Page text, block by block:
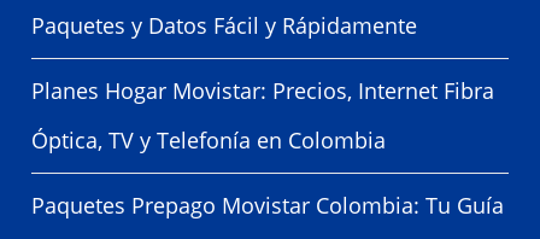
Paquetes y Datos Fácil y Rápidamente
Planes Hogar Movistar: Precios, Internet Fibra
Óptica, TV y Telefonía en Colombia
Paquetes Prepago Movistar Colombia: Tu Guía